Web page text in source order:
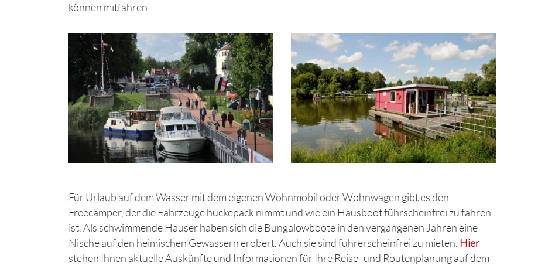
können mitfahren.
Für Urlaub auf dem Wasser mit dem eigenen Wohnmobil oder Wohnwagen gibt es den
Freecamper, der die Fahrzeuge huckepack nimmt und wie ein Hausboot führscheinfrei zu fahren
ist. Als schwimmende Häuser haben sich die Bungalowboote in den vergangenen Jahren eine
Nische auf den heimischen Gewässern erobert. Auch sie sind führerscheinfrei zu mieten. Hier
stehen Ihnen aktuelle Auskünfte und Informationen für Ihre Reise- und Routenplanung auf dem